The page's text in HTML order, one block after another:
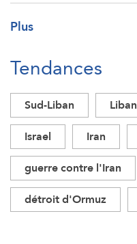
Plus
Tendances
Sud-Liban Liban
Israel
Iran
guerre contre l'Iran
détroit d'Ormuz